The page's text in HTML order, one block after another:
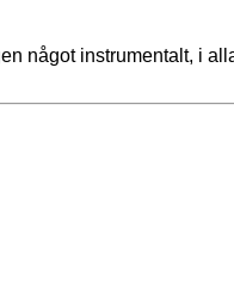
något instrumentalt, i